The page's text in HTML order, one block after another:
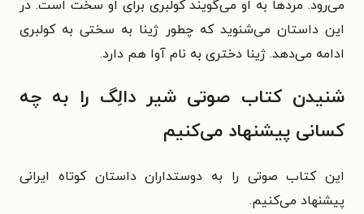
می‌‌رود. مردها به او می‌گویند کولبری برای او سخت است. در
این داستان می‌شنوید که چطور ژینا به سختی به کولبری
ادامه می‌دهد. ژینا دختری به نام آوا هم دارد.
شنیدن کتاب صوتی شیر دالِگ را به چه
کسانی پیشنهاد می‌کنیم
این کتاب صوتی را به دوستداران داستان کوتاه ایرانی
پیشنهاد می‌کنیم.